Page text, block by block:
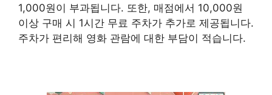
1,000원이 부과됩니다. 또한, 매점에서 10,000원
이상 구매 시 1시간 무료 주차가 추가로 제공됩니다.
주차가 편리해 영화 관람에 대한 부담이 적습니다.